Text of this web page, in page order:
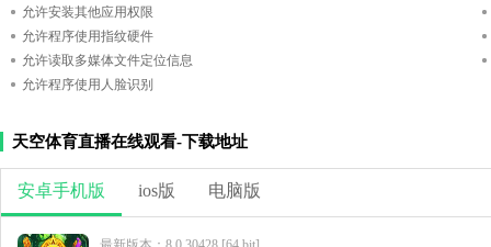
允许安装其他应用权限
允许程序使用指纹硬件
允许读取多媒体文件定位信息
允许程序使用人脸识别
天空体育直播在线观看-下载地址
安卓手机版 ios版 电脑版